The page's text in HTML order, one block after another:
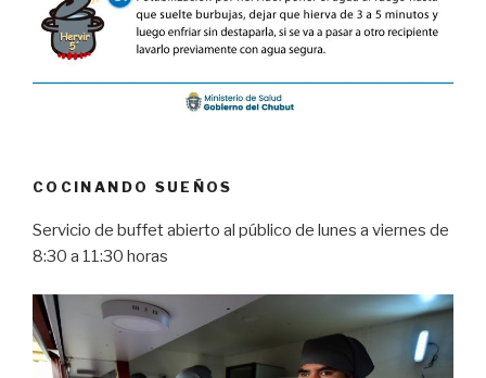
COCINANDO SUEÑOS
Servicio de buffet abierto al público de lunes a viernes de
8:30 a 11:30 horas